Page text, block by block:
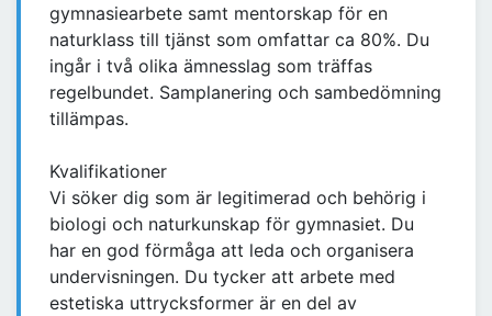
gymnasiearbete samt mentorskap för en
naturklass till tjänst som omfattar ca 80%. Du
ingår i två olika ämnesslag som träffas
regelbundet. Samplanering och sambedömning
tillämpas.
Kvalifikationer
Vi söker dig som är legitimerad och behörig i
biologi och naturkunskap för gymnasiet. Du
har en god förmåga att leda och organisera
undervisningen. Du tycker att arbete med
estetiska uttrycksformer är en del av